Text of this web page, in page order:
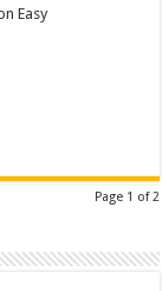
Page 1 of 2